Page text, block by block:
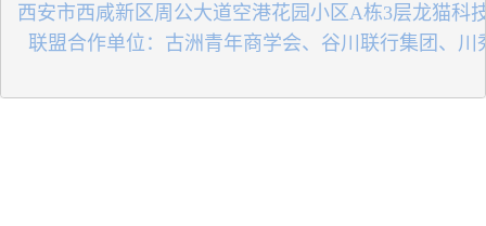
西安市西咸新区周公大道空港花园小区A栋3层龙猫科
联盟合作单位：古洲青年商学会、谷川联行集团、川